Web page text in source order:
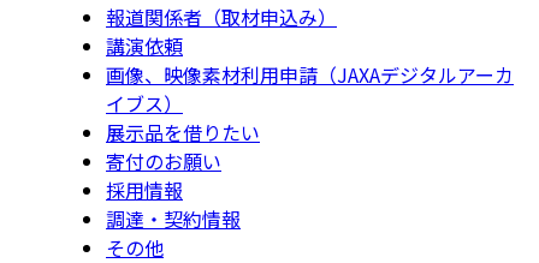
報道関係者（取材申込み）
講演依頼
画像、映像素材利用申請（JAXAデジタルアーカ
イブス）
展示品を借りたい
寄付のお願い
採用情報
調達・契約情報
その他